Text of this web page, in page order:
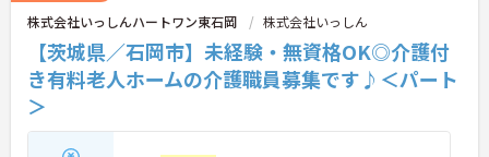
株式会社いっしんハートワン東石岡 株式会社いっしん
【茨城県／石岡市】未経験・無資格OK◎介護付
き有料老人ホームの介護職員募集です♪＜パート
＞